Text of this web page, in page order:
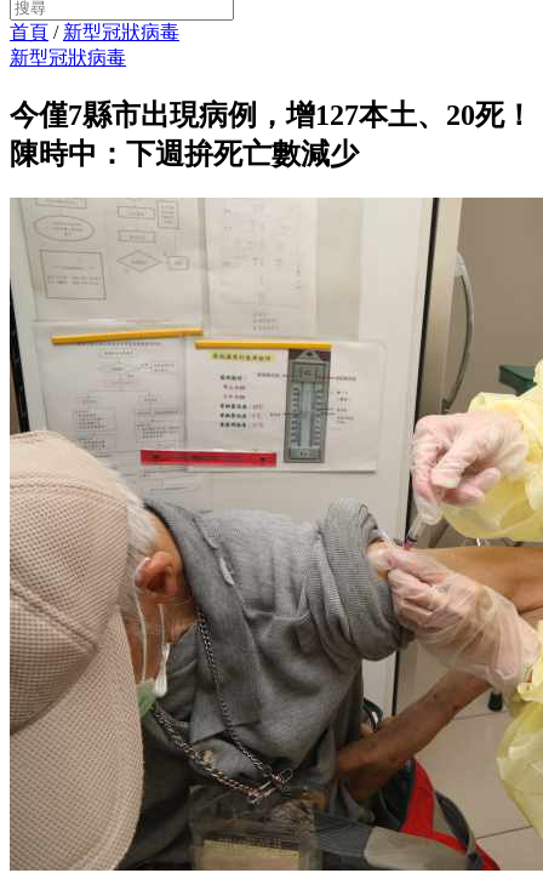
首頁 / 新型冠狀病毒
新型冠狀病毒
今僅7縣市出現病例，增127本土、20死！
陳時中：下週拚死亡數減少